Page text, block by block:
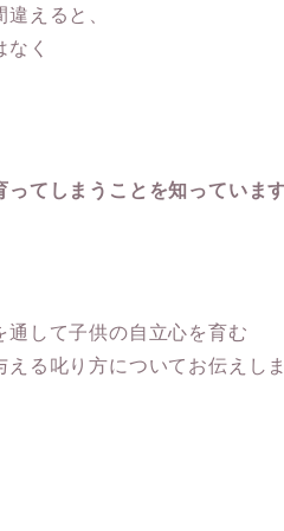
えると、
なく
ってしまうことを知っていま
通して子供の自立心を育む
える叱り方についてお伝えしま